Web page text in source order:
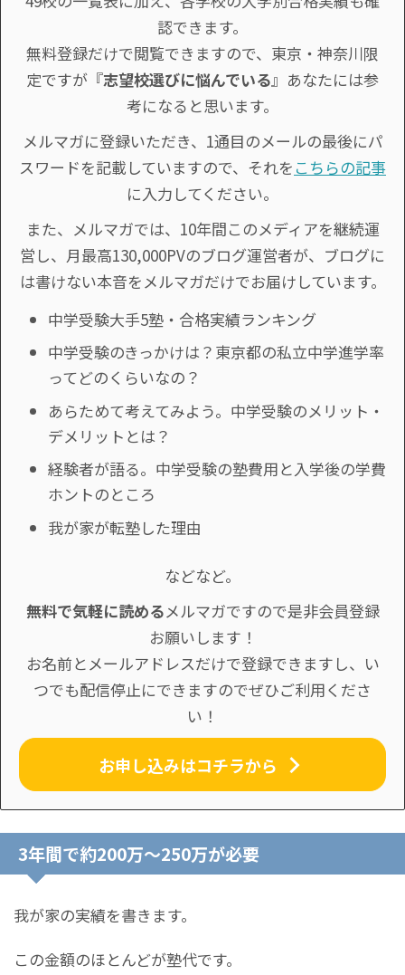
認できます。
無料登録だけで閲覧できますので、東京・神奈川限
定ですが『志望校選びに悩んでいる』あなたには参
考になると思います。
メルマガに登録いただき、1通目のメールの最後にパ
スワードを記載していますので、それを こちらの記事
に入力してください。
また、メルマガでは、10年間このメディアを継続運
営し、月最高130,000PVのブログ運営者が、ブログに
は書けない本音をメルマガだけでお届けしています。
中学受験大手5塾・合格実績ランキング
中学受験のきっかけは？東京都の私立中学進学率
ってどのくらいなの？
あらためて考えてみよう。中学受験のメリット・
デメリットとは？
経験者が語る。中学受験の塾費用と入学後の学費
ホントのところ
我が家が転塾した理由
などなど。
無料で気軽に読めるメルマガですので是非会員登録
お願いします！
お名前とメールアドレスだけで登録できますし、い
つでも配信停止にできますのでぜひご利用くださ
い！
お申し込みはコチラから
3年間で約200万～250万が必要
我が家の実績を書きます。
この金額のほとんどが塾代です。